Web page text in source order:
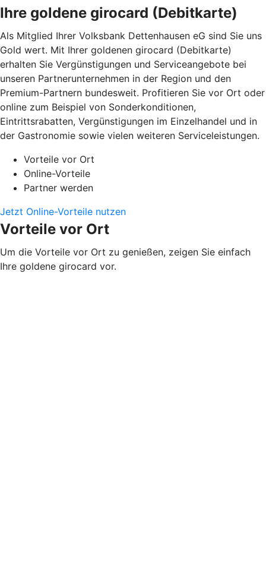
Ihre goldene girocard (Debitkarte)
Als Mitglied Ihrer Volksbank Dettenhausen eG sind Sie uns
Gold wert. Mit Ihrer goldenen girocard (Debitkarte)
erhalten Sie Vergünstigungen und Serviceangebote bei
unseren Partnerunternehmen in der Region und den
Premium-Partnern bundesweit. Profitieren Sie vor Ort oder
online zum Beispiel von Sonderkonditionen,
Eintrittsrabatten, Vergünstigungen im Einzelhandel und in
der Gastronomie sowie vielen weiteren Serviceleistungen.
Vorteile vor Ort
Online-Vorteile
Partner werden
Jetzt Online-Vorteile nutzen
Vorteile vor Ort
Um die Vorteile vor Ort zu genießen, zeigen Sie einfach
Ihre goldene girocard vor.